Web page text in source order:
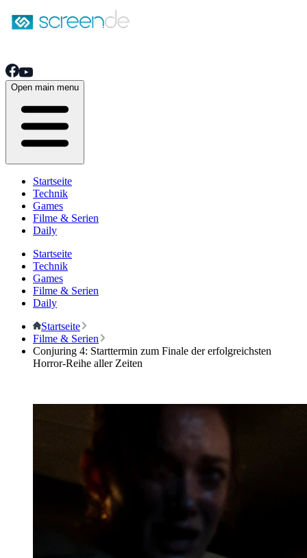
Open main menu
Startseite
Technik
Games
Filme & Serien
Daily
Startseite
Technik
Games
Filme & Serien
Daily
Startseite
Filme & Serien
Conjuring 4: Starttermin zum Finale der erfolgreichsten
Horror-Reihe aller Zeiten